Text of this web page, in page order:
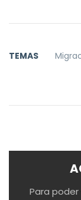
TEMAS
Para